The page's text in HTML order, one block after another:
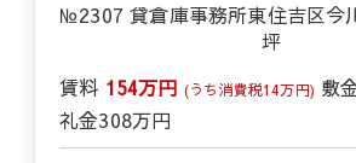
№2307 貸倉庫事務所東住吉区今
坪
賃料 154万円 (うち消費税14万円) 敷
礼金308万円